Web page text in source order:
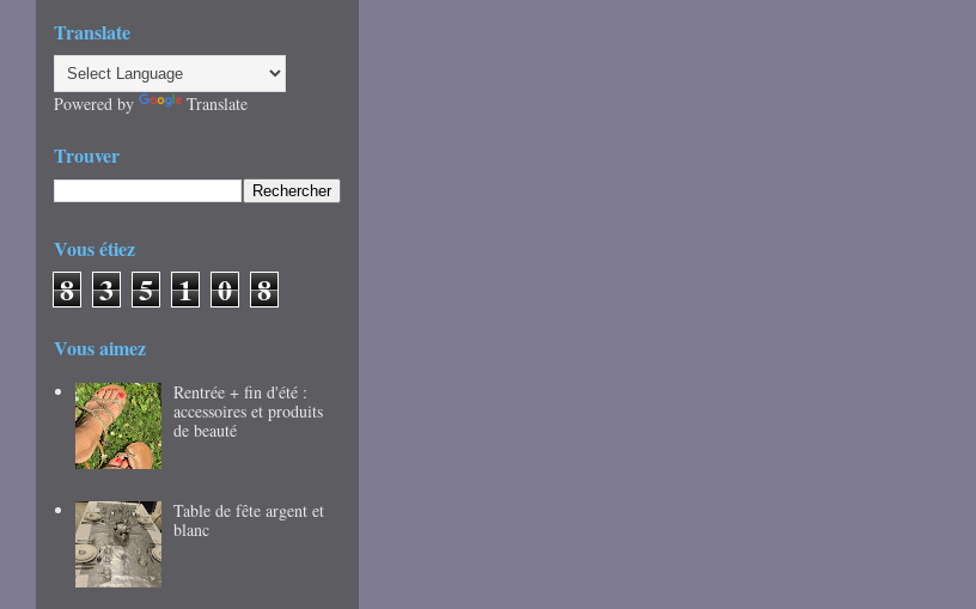
Translate
Powered by Translate
Trouver
Vous étiez
8 3 5 1 0 8
Vous aimez
Rentrée + fin d'été :
accessoires et produits
de beauté
Table de fête argent et
blanc